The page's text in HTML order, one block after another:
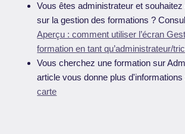
Vous êtes administrateur et
sur la gestion des formations ?
Aperçu : comment utiliser l’écran
formation en tant qu’administrateur/
Vous cherchez une formation sur
article vous donne plus d'informations
carte